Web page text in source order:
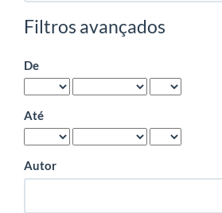
Filtros avançados
De
Até
Autor